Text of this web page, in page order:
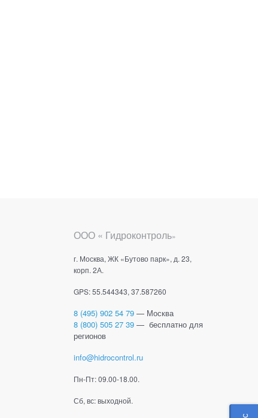
ООО « Гидроконтроль»
г. Москва, ЖК «Бутово парк», д. 23,
корп. 2А.
GPS: 55.544343, 37.587260
8 (495) 902 54 79 — Москва
8 (800) 505 27 39 — бесплатно для
регионов
info@hidrocontrol.ru
Пн-Пт: 09.00-18.00.
Сб, вс: выходной.